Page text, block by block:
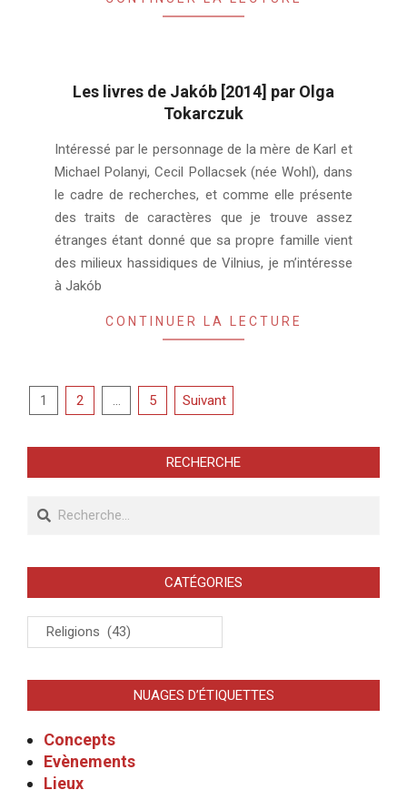
Les livres de Jakób [2014] par Olga
Tokarczuk
06-
30
Intéressé par le personnage de la mère de Karl et
Michael Polanyi, Cecil Pollacsek (née Wohl), dans
le cadre de recherches, et comme elle présente
des traits de caractères que je trouve assez
étranges étant donné que sa propre famille vient
des milieux hassidiques de Vilnius, je m’intéresse
à Jakób
CONTINUER LA LECTURE
Pagination
1 2 5 Suivant
RECHERCHE
Recherche
CATÉGORIES
Catégories
NUAGES D’ÉTIQUETTES
Concepts
Evènements
Lieux